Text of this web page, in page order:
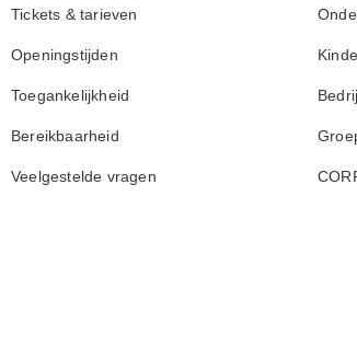
Tickets & tarieven
Openingstijden
Toegankelijkheid
Bereikbaarheid
Veelgestelde vragen